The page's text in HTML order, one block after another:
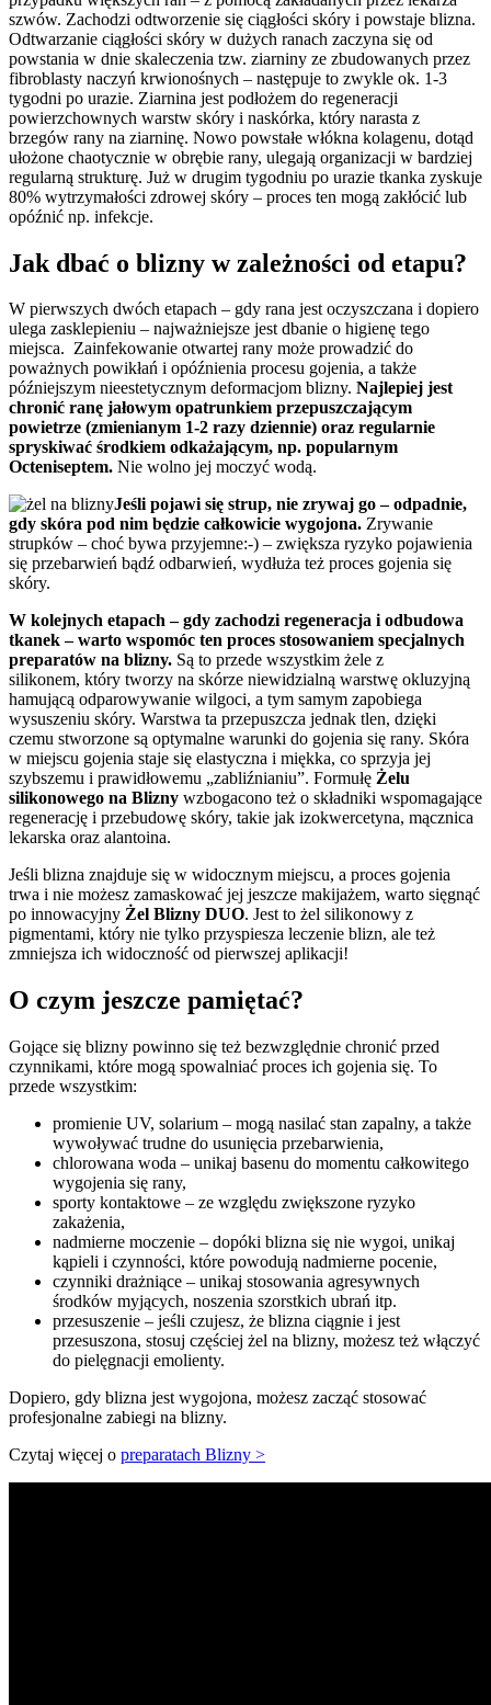
szwów. Zachodzi odtworzenie się ciągłości skóry i powstaje blizna.
Odtwarzanie ciągłości skóry w dużych ranach zaczyna się od
powstania w dnie skaleczenia tzw. ziarniny ze zbudowanych przez
fibroblasty naczyń krwionośnych – następuje to zwykle ok. 1-3
tygodni po urazie. Ziarnina jest podłożem do regeneracji
powierzchownych warstw skóry i naskórka, który narasta z
brzegów rany na ziarninę. Nowo powstałe włókna kolagenu, dotąd
ułożone chaotycznie w obrębie rany, ulegają organizacji w bardziej
regularną strukturę. Już w drugim tygodniu po urazie tkanka zyskuje
80% wytrzymałości zdrowej skóry – proces ten mogą zakłócić lub
opóźnić np. infekcje.
Jak dbać o blizny w zależności od etapu?
W pierwszych dwóch etapach – gdy rana jest oczyszczana i dopiero
ulega zasklepieniu – najważniejsze jest dbanie o higienę tego
miejsca. Zainfekowanie otwartej rany może prowadzić do
poważnych powikłań i opóźnienia procesu gojenia, a także
późniejszym nieestetycznym deformacjom blizny. Najlepiej jest
chronić ranę jałowym opatrunkiem przepuszczającym
powietrze (zmienianym 1-2 razy dziennie) oraz regularnie
spryskiwać środkiem odkażającym, np. popularnym
Octeniseptem. Nie wolno jej moczyć wodą.
Jeśli pojawi się strup, nie zrywaj go – odpadnie,
gdy skóra pod nim będzie całkowicie wygojona. Zrywanie
strupków – choć bywa przyjemne:-) – zwiększa ryzyko pojawienia
się przebarwień bądź odbarwień, wydłuża też proces gojenia się
skóry.
W kolejnych etapach – gdy zachodzi regeneracja i odbudowa
tkanek – warto wspomóc ten proces stosowaniem specjalnych
preparatów na blizny. Są to przede wszystkim żele z
silikonem, który tworzy na skórze niewidzialną warstwę okluzyjną
hamującą odparowywanie wilgoci, a tym samym zapobiega
wysuszeniu skóry. Warstwa ta przepuszcza jednak tlen, dzięki
czemu stworzone są optymalne warunki do gojenia się rany. Skóra
w miejscu gojenia staje się elastyczna i miękka, co sprzyja jej
szybszemu i prawidłowemu „zabliźnianiu”. Formułę Żelu
silikonowego na Blizny wzbogacono też o składniki wspomagające
regenerację i przebudowę skóry, takie jak izokwercetyna, mącznica
lekarska oraz alantoina.
Jeśli blizna znajduje się w widocznym miejscu, a proces gojenia
trwa i nie możesz zamaskować jej jeszcze makijażem, warto sięgnąć
po innowacyjny Żel Blizny DUO. Jest to żel silikonowy z
pigmentami, który nie tylko przyspiesza leczenie blizn, ale też
zmniejsza ich widoczność od pierwszej aplikacji!
O czym jeszcze pamiętać?
Gojące się blizny powinno się też bezwzględnie chronić przed
czynnikami, które mogą spowalniać proces ich gojenia się. To
przede wszystkim:
promienie UV, solarium – mogą nasilać stan zapalny, a także
wywoływać trudne do usunięcia przebarwienia,
chlorowana woda – unikaj basenu do momentu całkowitego
wygojenia się rany,
sporty kontaktowe – ze względu zwiększone ryzyko
zakażenia,
nadmierne moczenie – dopóki blizna się nie wygoi, unikaj
kąpieli i czynności, które powodują nadmierne pocenie,
czynniki drażniące – unikaj stosowania agresywnych
środków myjących, noszenia szorstkich ubrań itp.
przesuszenie – jeśli czujesz, że blizna ciągnie i jest
przesuszona, stosuj częściej żel na blizny, możesz też włączyć
do pielęgnacji emolienty.
Dopiero, gdy blizna jest wygojona, możesz zacząć stosować
profesjonalne zabiegi na blizny.
Czytaj więcej o preparatach Blizny >